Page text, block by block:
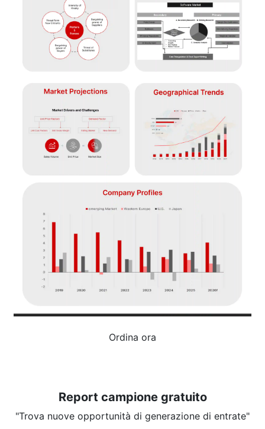
Ordina ora
Report campione gratuito
"Trova nuove opportunità di generazione di entrate"